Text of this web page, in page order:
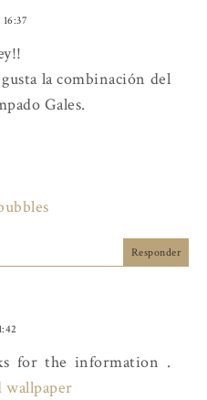
la combinación del
Gales.
Responder
for the information .
wallpaper